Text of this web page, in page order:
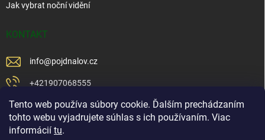
Tento web používa súbory cookie. Ďalším prechádzaním
tohto webu vyjadrujete súhlas s ich používaním. Viac
informácií tu.
Jak vybrat noční vidění
KONTAKT
info@pojdnalov.cz
+421907068555
+421902479599
https://www.facebook.com/www.podnalov.sk